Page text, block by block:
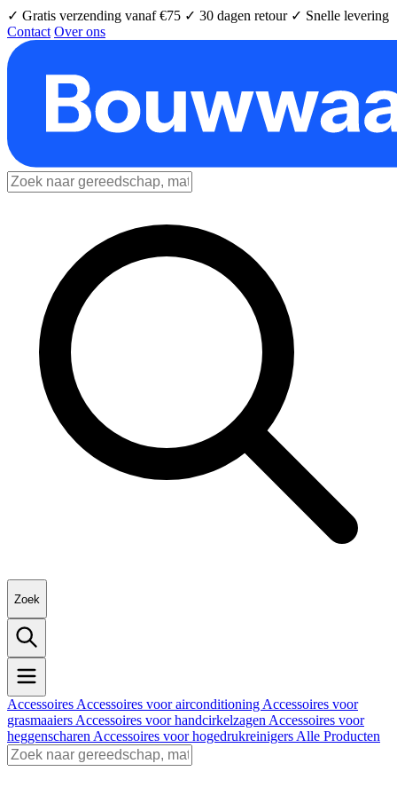
✓ Gratis verzending vanaf €75 ✓ 30 dagen retour ✓ Snelle levering
Contact Over ons
Zoek
Accessoires Accessoires voor airconditioning Accessoires voor
grasmaaiers Accessoires voor handcirkelzagen Accessoires voor
heggenscharen Accessoires voor hogedrukreinigers Alle Producten